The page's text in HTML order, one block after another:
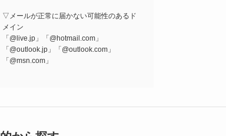
▽メールが正常に届かない可能性のあるド
メイン
「@live.jp」「@hotmail.com」
「@outlook.jp」「@outlook.com」
「@msn.com」